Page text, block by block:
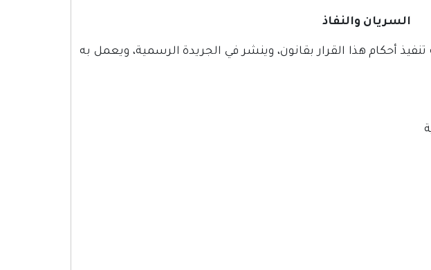
السريان والنفاذ
أحكام هذا القرار بقانون، وينشر في الجريدة الرسمية، ويعمل به